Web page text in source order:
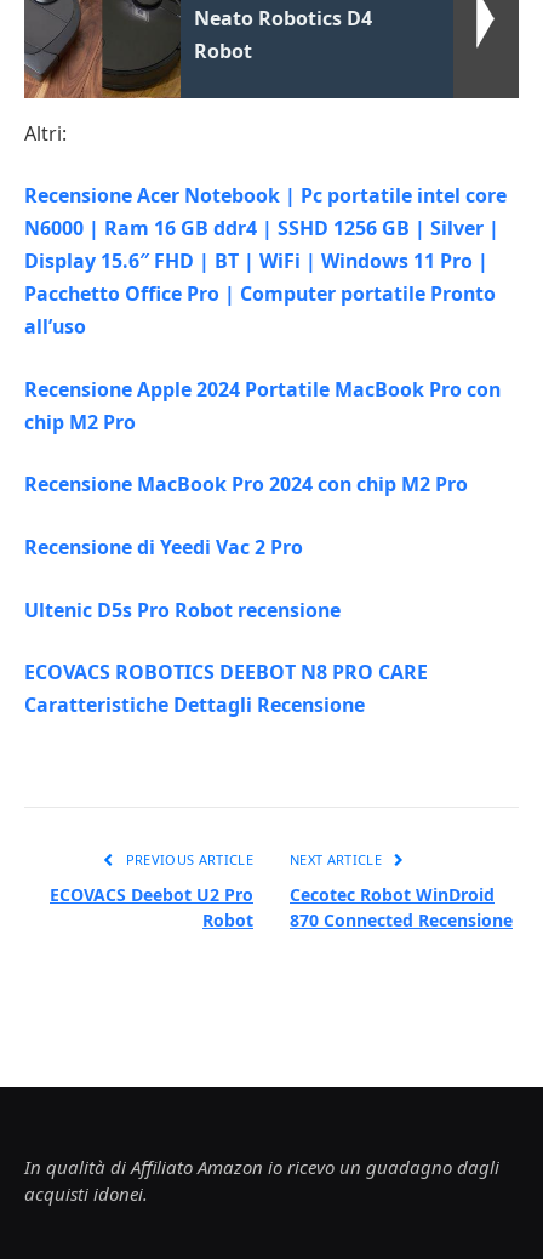
Neato Robotics D4
Robot
Altri:
Recensione Acer Notebook | Pc portatile intel core
N6000 | Ram 16 GB ddr4 | SSHD 1256 GB | Silver |
Display 15.6″ FHD | BT | WiFi | Windows 11 Pro |
Pacchetto Office Pro | Computer portatile Pronto
all’uso
Recensione Apple 2024 Portatile MacBook Pro con
chip M2 Pro
Recensione MacBook Pro 2024 con chip M2 Pro
Recensione di Yeedi Vac 2 Pro
Ultenic D5s Pro Robot recensione
ECOVACS ROBOTICS DEEBOT N8 PRO CARE
Caratteristiche Dettagli Recensione
PREVIOUS ARTICLE
ECOVACS Deebot U2 Pro
Robot
NEXT ARTICLE
Cecotec Robot WinDroid
870 Connected Recensione
In qualità di Affiliato Amazon io ricevo un guadagno dagli
acquisti idonei.